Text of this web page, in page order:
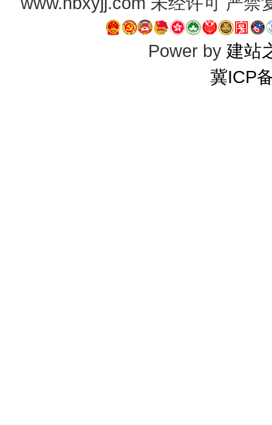
Power by 建站
冀ICP